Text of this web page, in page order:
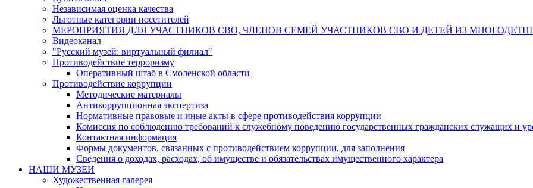
Независимая оценка качества
Льготные категории посетителей
МЕРОПРИЯТИЯ ДЛЯ УЧАСТНИКОВ СВО, ЧЛЕНОВ СЕМЕЙ УЧАСТНИКОВ СВО И ДЕТЕЙ ИЗ
Видеоканал
"Русский музей: виртуальный филиал"
Противодействие терроризму
Оперативный штаб в Смоленской области
Противодействие коррупции
Методические материалы
Антикоррупционная экспертиза
Нормативные правовые и иные акты в сфере противодействия коррупции
Комиссия по соблюдению требований к служебному поведению государственных гражданских служащих и
Контактная информация
Формы документов, связанных с противодействием коррупции, для заполнения
Сведения о доходах, расходах, об имуществе и обязательствах имущественного характера
НАШИ МУЗЕИ
Художественная галерея